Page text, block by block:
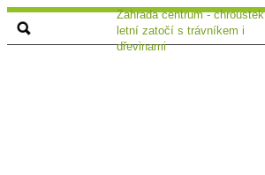
Zahrada centrum - chroustek
letní zatočí s trávníkem i
dřevinami